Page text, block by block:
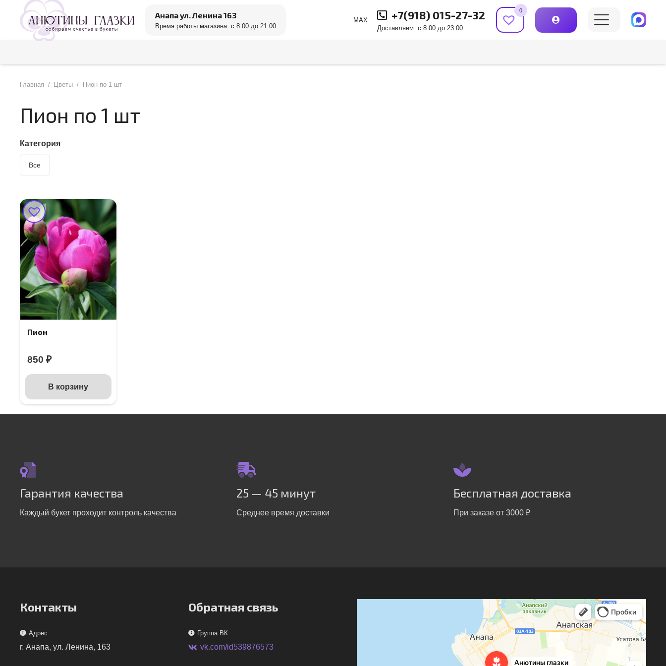
Анапа ул. Ленина 163
Время работы магазина: с 8:00 до 21:00
MAX +7(918) 015-27-32
Доставляем: с 8:00 до 23:00
0
Главная / Цветы / Пион по 1 шт
Пион по 1 шт
Категория
Все
Пион
850 ₽
В корзину
Гарантия качества
Каждый букет проходит контроль качества
25 — 45 минут
Среднее время доставки
Бесплатная доставка
При заказе от 3000 ₽
Контакты
Адрес
г. Анапа, ул. Ленина, 163
Обратная связь
Группа ВК
vk.com/id539876573